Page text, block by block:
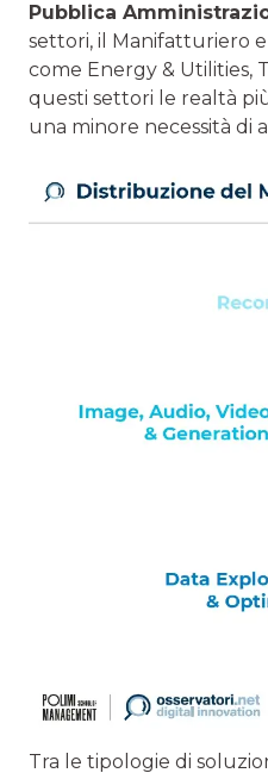
Pubblica
settori, il Manifatturiero
come Energy & Utilities,
questi settori le realtà
una minore necessità di
Tra le tipologie di